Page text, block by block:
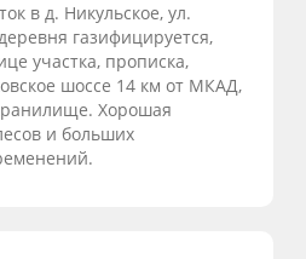
в д. Никульское, ул.
газифицируется,
участка, прописка,
шоссе 14 км от МКАД,
Хорошая
и больших